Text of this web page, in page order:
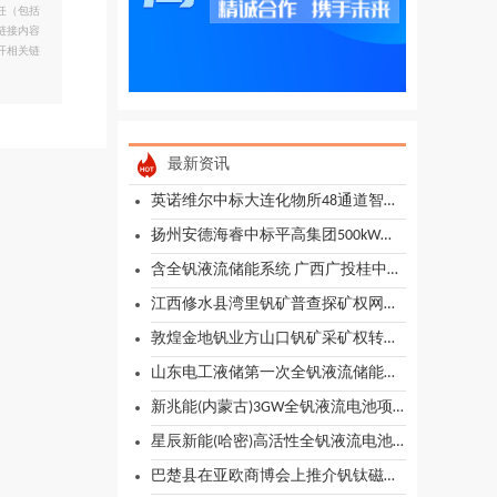
（包括
接内容
相关链
最新资讯
英诺维尔中标大连化物所48通道智能液流电池自动化组装、测试、拆解和清洗平台采购项目
扬州安德海睿中标平高集团500kW全钒液流电池储能系统容量单元集成及技术服务采购
含全钒液流储能系统 广西广投桂中综合新型储能示范项目储能系统设备采购招标公告
江西修水县湾里钒矿普查探矿权网上挂牌出让公告
敦煌金地钒业方山口钒矿采矿权转让项目推介公告
山东电工液储第一次全钒液流储能系统部件公开谈判采购公告
新兆能(内蒙古)3GW全钒液流电池项目一期前期咨询服务更正公示
星辰新能(哈密)高活性全钒液流电池电解液生产项目临建工程专业分包常规采购公告
巴楚县在亚欧商博会上推介钒钛磁铁矿等优势资源